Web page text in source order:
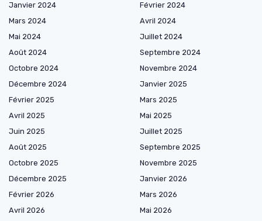
Janvier 2024
Février 2024
Mars 2024
Avril 2024
Mai 2024
Juillet 2024
Août 2024
Septembre 2024
Octobre 2024
Novembre 2024
Décembre 2024
Janvier 2025
Février 2025
Mars 2025
Avril 2025
Mai 2025
Juin 2025
Juillet 2025
Août 2025
Septembre 2025
Octobre 2025
Novembre 2025
Décembre 2025
Janvier 2026
Février 2026
Mars 2026
Avril 2026
Mai 2026